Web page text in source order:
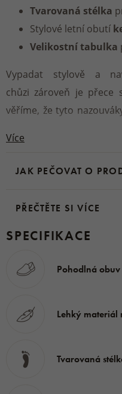
Tvarovaná stélka
Stylové letní obutí
Velikostní tabulka
Vypadat stylově a
chůzi zároveň je přece
věříme, že tyto
Fusbet - korek, přírodní
Více
JAK PEČOVAT O
PŘEČTĚTE SI VÍCE
SPECIFIKACE
Pohodlná
Lehký materiál
Tvarovaná